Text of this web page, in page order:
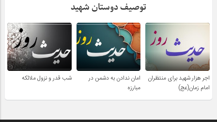
توصیف دوستان شهید
اجر هزار شهید برای منتظران
امام زمان(عج)
امان ندادن به دشمن در
مبارزه
شب قدر و نزول ملائکه